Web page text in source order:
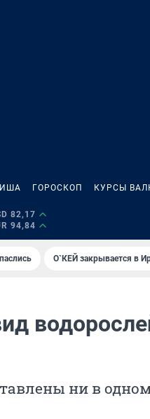
ГОРОСКОП КУРСЫ
82,17
94,84
О`КЕЙ закрывается в
ни в